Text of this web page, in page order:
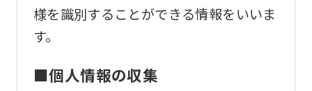
様を識別することができる情報をいいま
す。
■個人情報の収集